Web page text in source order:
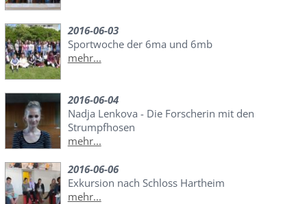
2016-06-03
Sportwoche der 6ma und 6mb
mehr...
2016-06-04
Nadja Lenkova - Die Forscherin mit den
Strumpfhosen
mehr...
2016-06-06
Exkursion nach Schloss Hartheim
mehr...